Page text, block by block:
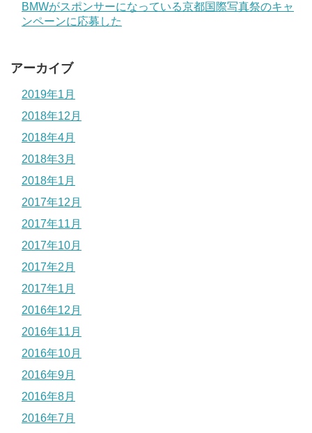
BMWがスポンサーになっている京都国際写真祭のキャ
ンペーンに応募した
アーカイブ
2019年1月
2018年12月
2018年4月
2018年3月
2018年1月
2017年12月
2017年11月
2017年10月
2017年2月
2017年1月
2016年12月
2016年11月
2016年10月
2016年9月
2016年8月
2016年7月